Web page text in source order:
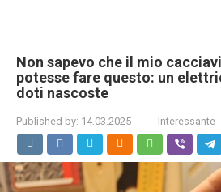
Non sapevo che il mio
potesse fare questo: un
doti nascoste
Published by: 14.03.2025 Interessante